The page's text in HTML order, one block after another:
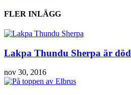
FLER INLÄGG
Lakpa Thundu Sherpa är död
nov 30, 2016